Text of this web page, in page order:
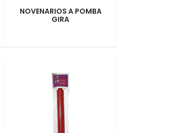
NOVENARIOS A POMBA
GIRA